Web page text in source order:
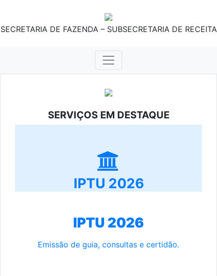
SECRETARIA DE FAZENDA – SUBSECRETARIA DE RECEITA
SERVIÇOS EM DESTAQUE
IPTU 2026
IPTU 2026
Emissão de guia, consultas e certidão.